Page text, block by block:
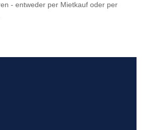
- entweder per Mietkauf oder per